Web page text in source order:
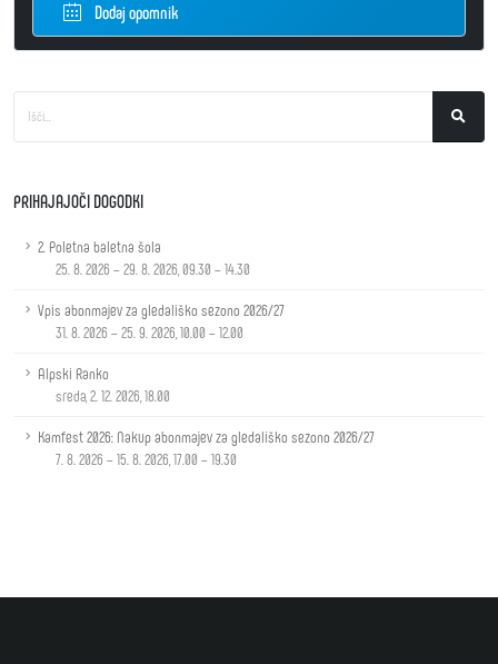
Dodaj opomnik
PRIHAJAJOČI DOGODKI
2. Poletna baletna šola
25. 8. 2026 – 29. 8. 2026, 09.30 – 14.30
Vpis abonmajev za gledališko sezono 2026/27
31. 8. 2026 – 25. 9. 2026, 10.00 – 12.00
Alpski Ranko
sreda, 2. 12. 2026, 18.00
Kamfest 2026: Nakup abonmajev za gledališko sezono 2026/27
7. 8. 2026 – 15. 8. 2026, 17.00 – 19.30